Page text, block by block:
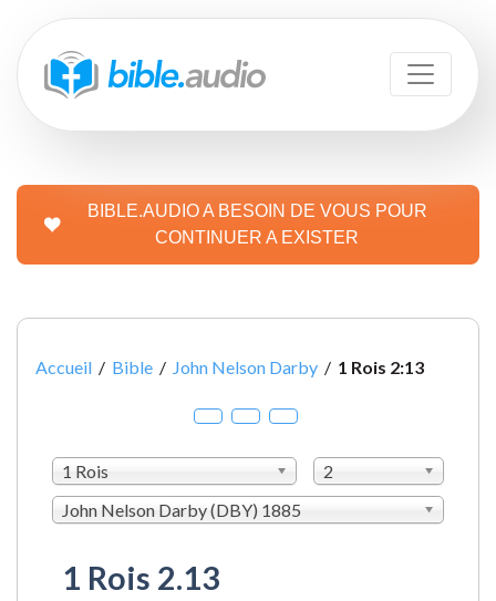
BIBLE.AUDIO A BESOIN DE VOUS POUR
CONTINUER A EXISTER
Accueil / Bible / John Nelson Darby / 1 Rois 2:13
1 Rois
2
John Nelson Darby (DBY) 1885
1 Rois 2.13